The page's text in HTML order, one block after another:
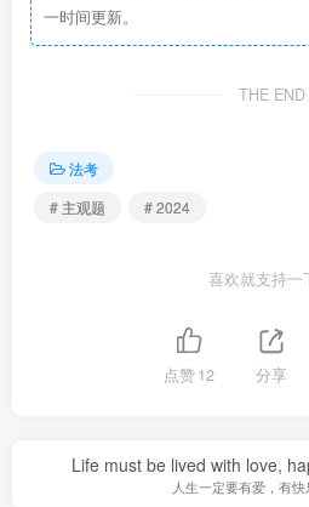
一时间更新。
THE END
法考
# 主观题
# 2024
喜欢就支持一
点赞12 分享
Life must be lived with love,
人生一定要有爱，有